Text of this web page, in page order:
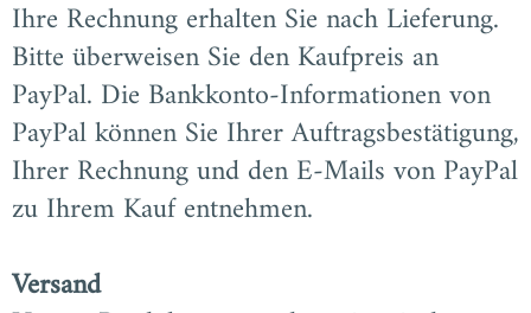
Ihre Rechnung erhalten Sie nach Lieferung.
Bitte überweisen Sie den Kaufpreis an
PayPal. Die Bankkonto-Informationen von
PayPal können Sie Ihrer Auftragsbestätigung,
Ihrer Rechnung und den E-Mails von PayPal
zu Ihrem Kauf entnehmen.
Versand